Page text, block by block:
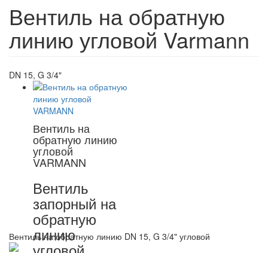
Вентиль на обратную
линию угловой Varmann
DN 15, G 3/4"
Вентиль на
обратную линию
угловой
VARMANN
Вентиль
запорный на
обратную
линию
Вентиль на обратную линию DN 15, G 3/4" угловой